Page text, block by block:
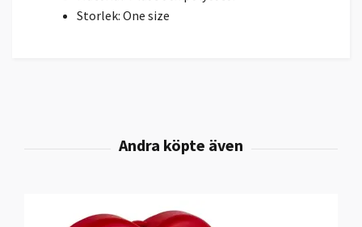
Storlek: One size